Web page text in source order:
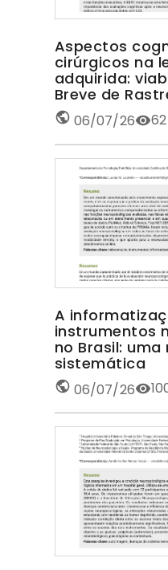
Aspectos
cirúrgicos na
adquirida:
Breve de
06/07/26 62
A
instrumentos
no Brasil: uma
sistemática
06/07/26